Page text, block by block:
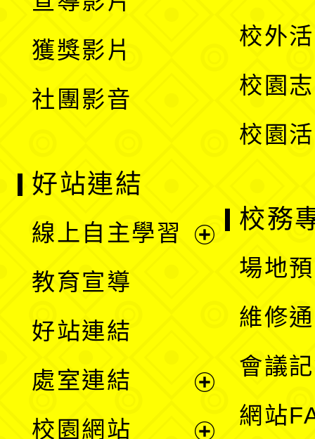
獲獎影片
社團影音
校外
校園
校園
好站連結
線上自主學習
單
教育宣導
好站連結
處室連結
校園網站
校務
場地
維修
會議
網站